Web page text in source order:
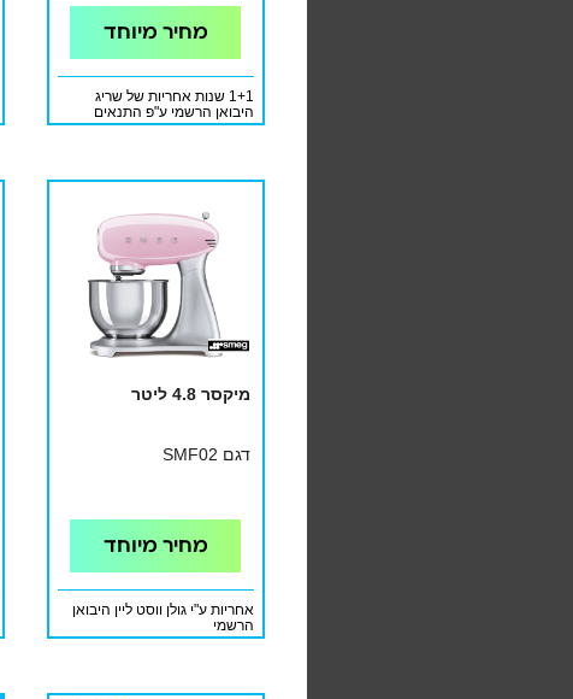
מחיר מיוחד
1+1 שנות אחריות של שריג
היבואן הרשמי ע"פ התנאים
המופיעים בתעודת האחריות
מיקסר 4.8 ליטר
דגם SMF02
מחיר מיוחד
אחריות ע"י גולן ווסט ליין היבואן
הרשמי